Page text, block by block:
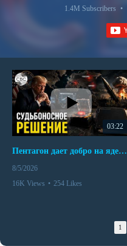
1.4M Subscribers •
03:22
Пентагон дает добро на ядерный удар по противникам США
8/5/2026
16K Views • 254 Likes
1